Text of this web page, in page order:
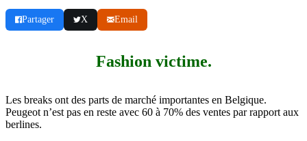
Partager X Email
Fashion victime.
Les breaks ont des parts de marché importantes en Belgique.
Peugeot n’est pas en reste avec 60 à 70% des ventes par rapport aux
berlines.